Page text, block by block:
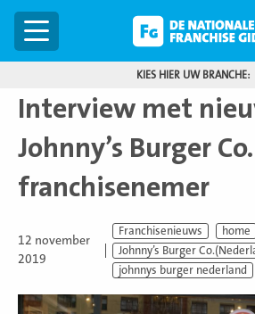
Menu
KIES HIER UW BRANCHE:
Interview met
Johnny’s Burger Co.
franchisenemer
12 november
2019
Franchisenieuws home
Johnny’s Burger
johnnys burger nederland